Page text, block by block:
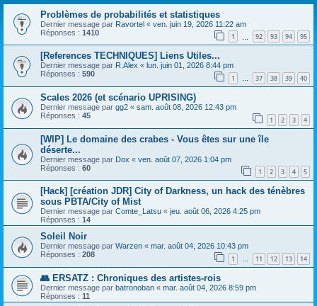
Problèmes de probabilités et statistiques
Dernier message par Ravortel « ven. juin 19, 2026 11:22 am
Réponses : 1410 1 92 93 94 95
[References TECHNIQUES] Liens Utiles...
Dernier message par R.Alex « lun. juin 01, 2026 8:44 pm
Réponses : 590 1 … 37 38 39 40
Scales 2026 (et scénario UPRISING)
Dernier message par gg2 « sam. août 08, 2026 12:43 pm
Réponses : 45 1 2 3 4
[WIP] Le domaine des crabes - Vous êtes sur une île
déserte...
Dernier message par Dox « ven. août 07, 2026 1:04 pm
Réponses : 60 1 2 3 4 5
[Hack] [création JDR] City of Darkness, un hack des ténèbres
sous PBTA/City of Mist
Dernier message par Comte_Latsu « jeu. août 06, 2026 4:25 pm
Réponses : 14
Soleil Noir
Dernier message par Warzen « mar. août 04, 2026 10:43 pm
Réponses : 208 1 … 11 12 13 14
👥 ERSATZ : Chroniques des artistes-rois
Dernier message par batronoban « mar. août 04, 2026 8:59 pm
Réponses : 11